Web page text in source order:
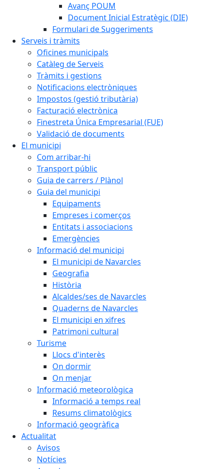
Avanç POUM
Document Inicial Estratègic (DIE)
Formulari de Suggeriments
Serveis i tràmits
Oficines municipals
Catàleg de Serveis
Tràmits i gestions
Notificacions electròniques
Impostos (gestió tributària)
Facturació electrònica
Finestreta Única Empresarial (FUE)
Validació de documents
El municipi
Com arribar-hi
Transport públic
Guia de carrers / Plànol
Guia del municipi
Equipaments
Empreses i comerços
Entitats i associacions
Emergències
Informació del municipi
El municipi de Navarcles
Geografia
Història
Alcaldes/ses de Navarcles
Quaderns de Navarcles
El municipi en xifres
Patrimoni cultural
Turisme
Llocs d'interès
On dormir
On menjar
Informació meteorològica
Informació a temps real
Resums climatològics
Informació geogràfica
Actualitat
Avisos
Notícies